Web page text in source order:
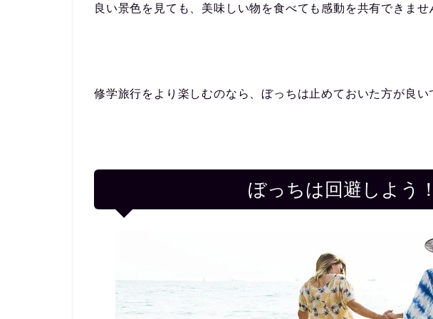
良い景色を見ても、美味しい物を食べても感動を共有できませ
修学旅行をより楽しむのなら、ぼっちは止めておいた方が良い
ぼっちは回避しよう！